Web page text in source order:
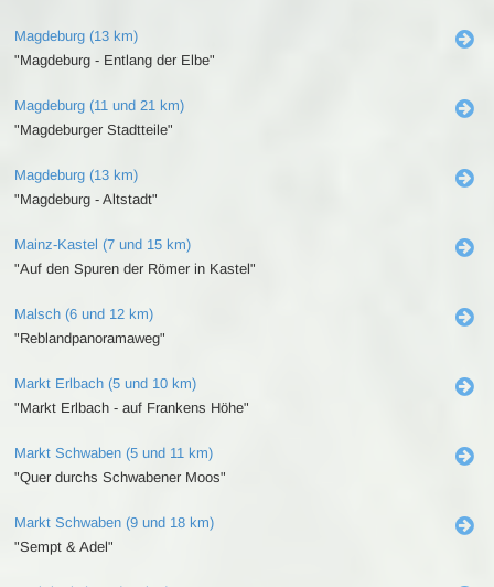
Magdeburg (13 km)
"Magdeburg - Entlang der Elbe"
Magdeburg (11 und 21 km)
"Magdeburger Stadtteile"
Magdeburg (13 km)
"Magdeburg - Altstadt"
Mainz-Kastel (7 und 15 km)
"Auf den Spuren der Römer in Kastel"
Malsch (6 und 12 km)
"Reblandpanoramaweg"
Markt Erlbach (5 und 10 km)
"Markt Erlbach - auf Frankens Höhe"
Markt Schwaben (5 und 11 km)
"Quer durchs Schwabener Moos"
Markt Schwaben (9 und 18 km)
"Sempt & Adel"